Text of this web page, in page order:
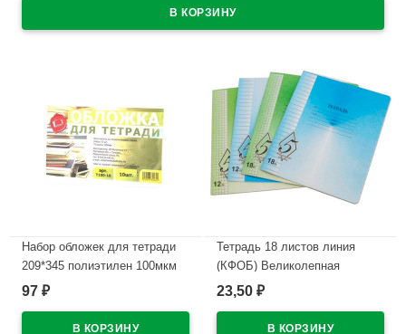
Набор обложек для тетради
209*345 полиэтилен 100мкм
10 штук в наборе арт Т100-10
97 ₽
Тетрадь 18 листов линия
(КФОБ) Великолепная
пятерка ассорти арт TW 518
23,50 ₽